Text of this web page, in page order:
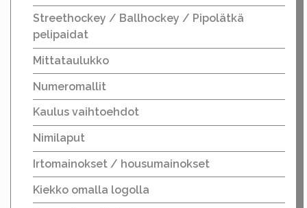
Streethockey / Ballhockey / Pipolätkä
pelipaidat
Mittataulukko
Numeromallit
Kaulus vaihtoehdot
Nimilaput
Irtomainokset / housumainokset
Kiekko omalla logolla